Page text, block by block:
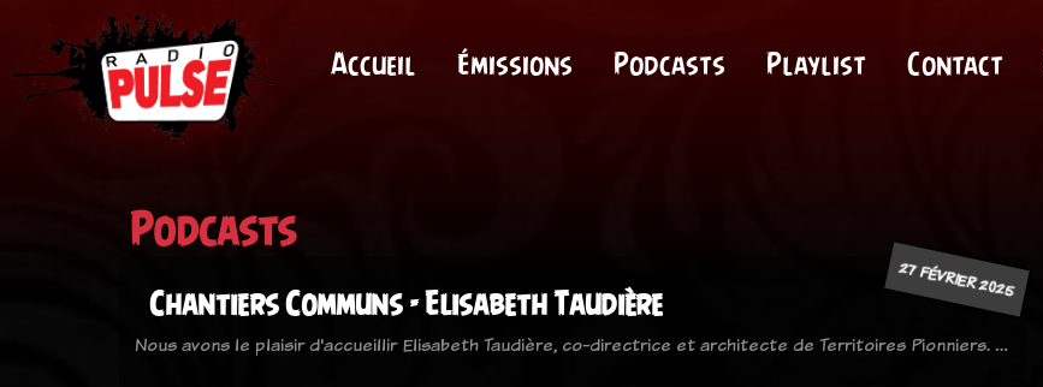
Accueil Émissions Podcasts Playlist Contact
Podcasts
27 FÉVRIER 2025
Chantiers Communs - Elisabeth Taudière
Nous avons le plaisir d'accueillir Elisabeth Taudière, co-directrice et architecte de Territoires Pionniers. …